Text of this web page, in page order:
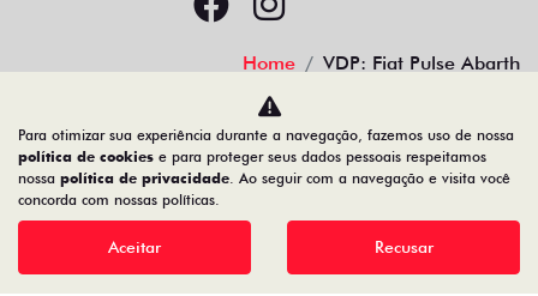
Home VDP: Fiat Pulse Abarth
Desacelere. Seu bem maior é a vida.
30.941.270/0002-49
Para otimizar sua experiência durante a navegação, fazemos uso de nossa
política de cookies e para proteger seus dados pessoais respeitamos
nossa política de privacidade. Ao seguir com a navegação e visita você
concorda com nossas políticas.
Aceitar Recusar